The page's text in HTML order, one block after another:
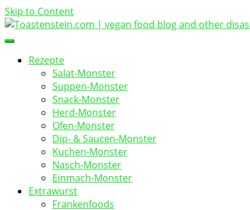
Skip to Content
Toastenstein.com
vegan food blog
Rezepte
Salat-Monster
Suppen-Monster
Snack-Monster
Herd-Monster
Ofen-Monster
Dip- & Saucen-Monster
Kuchen-Monster
Nasch-Monster
Einmach-Monster
Extrawurst
Frankenfoods